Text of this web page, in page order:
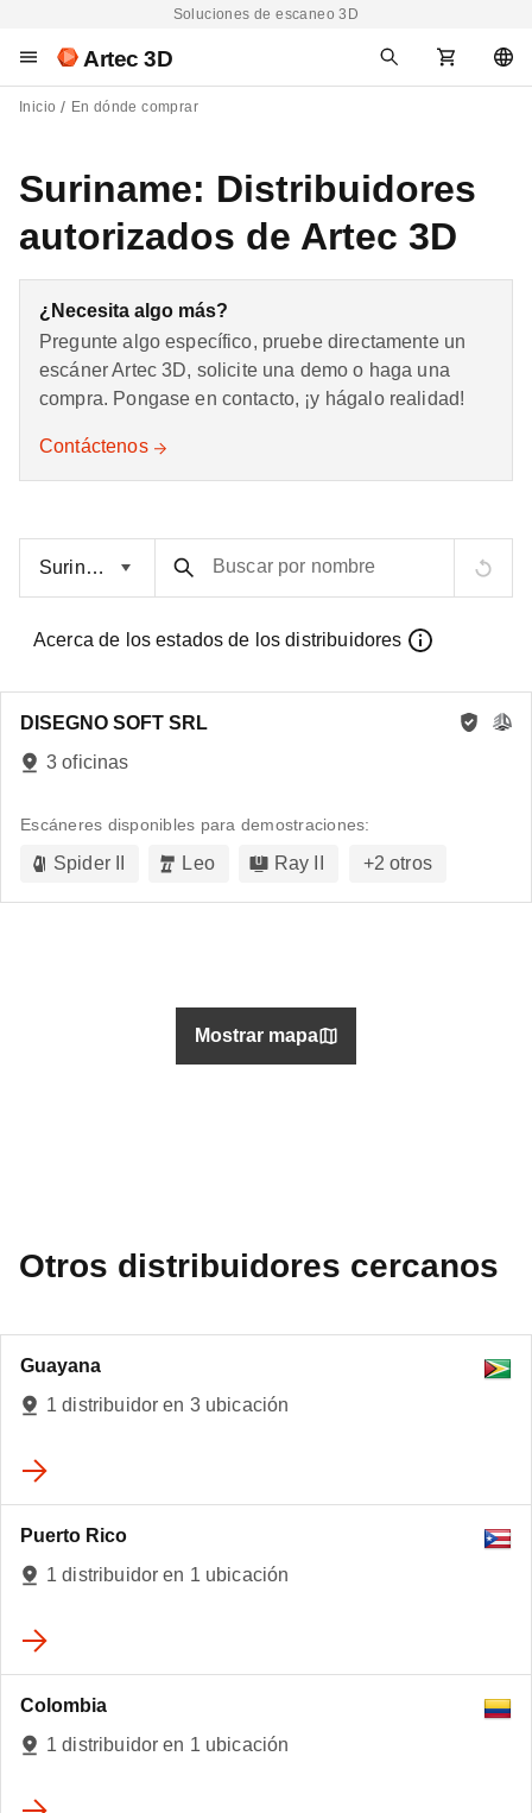
Soluciones de escaneo 3D
Artec 3D
Inicio En dónde comprar
Suriname: Distribuidores
autorizados de Artec 3D
¿Necesita algo más?
Pregunte algo específico, pruebe directamente un
escáner Artec 3D, solicite una demo o haga una
compra. Pongase en contacto, ¡y hágalo realidad!
Contáctenos
Buscar por nombre
Acerca de los estados de los distribuidores
DISEGNO SOFT SRL
3 oficinas
Escáneres disponibles para demostraciones:
Spider II Leo Ray II +2 otros
Mostrar mapa
Otros distribuidores cercanos
Guayana
1 distribuidor en 3 ubicación
Puerto Rico
1 distribuidor en 1 ubicación
Colombia
1 distribuidor en 1 ubicación